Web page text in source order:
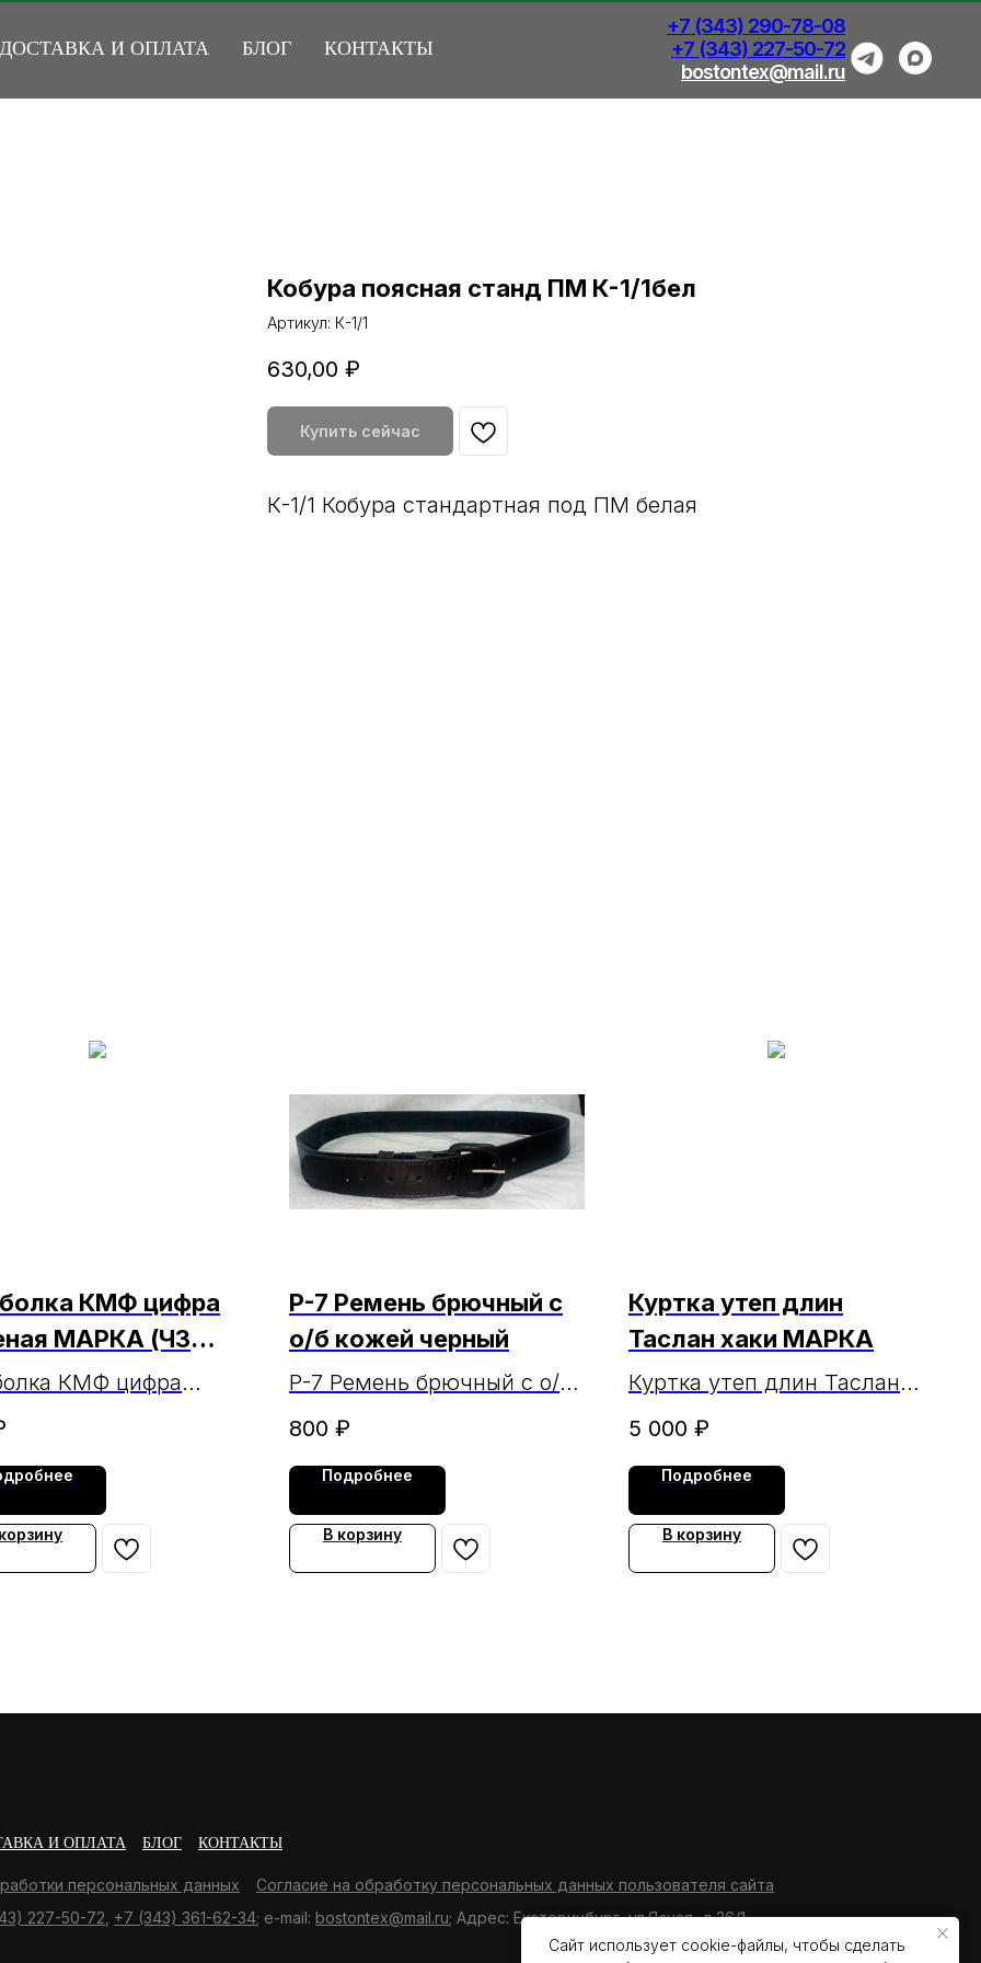
ДОСТАВКА И ОПЛАТА БЛОГ КОНТАКТЫ
+7 (343) 290-78-08
+7 (343) 227-50-72
bostontex@mail.ru
Кобура поясная станд ПМ К-1/1бел
Артикул: К-1/1
630,00 ₽
Купить сейчас
К-1/1 Кобура стандартная под ПМ белая
КМФ цифра
МАРКА (ЧЗ
КМФ цифра
МАРКА
Р-7 Ремень брючный с
о/б кожей черный
Р-7 Ремень брючный с о/б
кожей черный
800 ₽
Подробнее
В корзину
Куртка утеп длин
Таслан хаки МАРКА
Куртка утеп длин Таслан
хаки МАРКА
5 000 ₽
Подробнее
В корзину
И ОПЛАТА БЛОГ КОНТАКТЫ
персональных данных
Согласие на обработку персональных данных пользователя сайта
227-50-72 +7 (343) 361-62-34; e-mail: bostontex@mail.ru; Адрес: Екатеринбург, ул.Ясная, д.36/1
Сайт использует cookie-файлы, чтобы сделать